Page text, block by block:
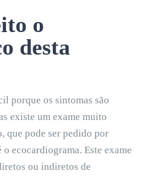
o
desta
porque os sintomas são
existe um exame muito
que pode ser pedido por
ecocardiograma. Este exame
ou indiretos de